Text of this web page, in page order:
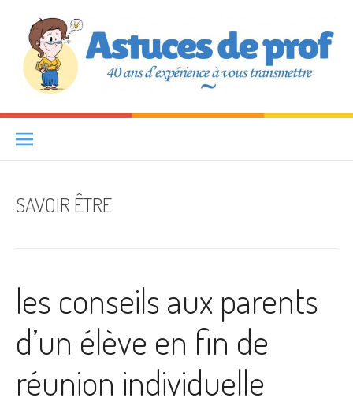
Astuces de prof
SAVOIR ÊTRE
les conseils aux parents
d’un élève en fin de
réunion individuelle